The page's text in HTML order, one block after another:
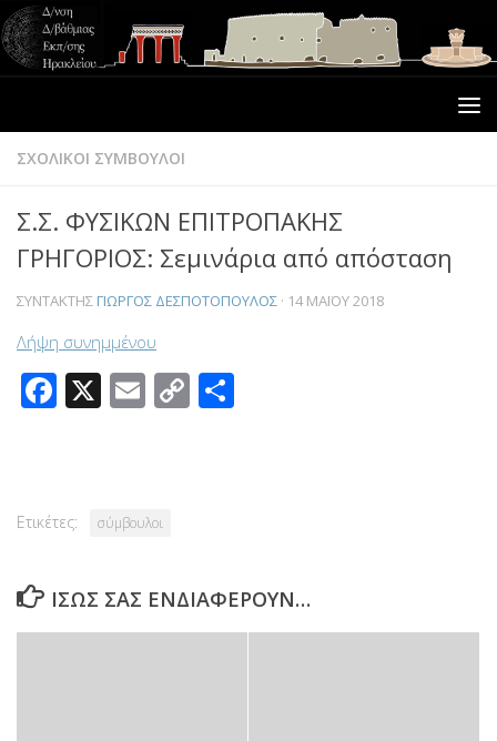
ΣΧΟΛΙΚΟΙ ΣΥΜΒΟΥΛΟΙ
Σ.Σ. ΦΥΣΙΚΩΝ ΕΠΙΤΡΟΠΑΚΗΣ
ΓΡΗΓΟΡΙΟΣ: Σεμινάρια από απόσταση
ΣΥΝΤΆΚΤΗΣ ΓΙΏΡΓΟΣ ΔΕΣΠΟΤΌΠΟΥΛΟΣ · 14 ΜΑΪ́ΟΥ 2018
Λήψη συνημμένου
Facebook
X Email
Copy
Ετικέτες: σύμβουλοι
ΊΣΩΣ ΣΑΣ ΕΝΔΙΑΦΈΡΟΥΝ…